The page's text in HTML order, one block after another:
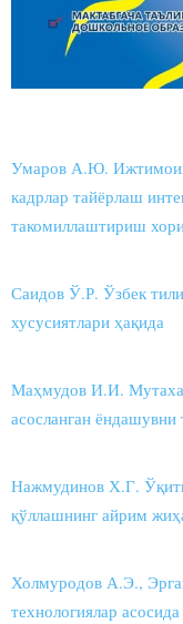
Умаров А.Ю.
кадрлар тайёрлаш
такомиллаштириш
Саидов Ў.Р. Ўзбек
хусусиятлари ҳақида
Маҳмудов И.И.
асосланган
Нажмудинов Х.Г.
қўллашнинг айрим
Холмуродов А.Э.,
технологиялар